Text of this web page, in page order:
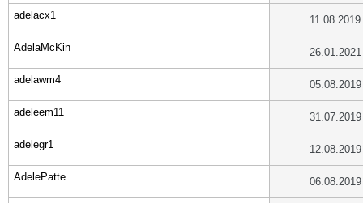
adelacx1 11.08.2019
AdelaMcKin 26.01.2021
adelawm4 05.08.2019
adeleem11 31.07.2019
adelegr1 12.08.2019
AdelePatte 06.08.2019